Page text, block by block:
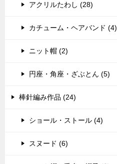
アクリルたわし (28)
カチューム・ヘアバンド (4)
ニット帽 (2)
円座・角座・ざぶとん (5)
棒針編み作品 (24)
ショール・ストール (4)
スヌード (6)